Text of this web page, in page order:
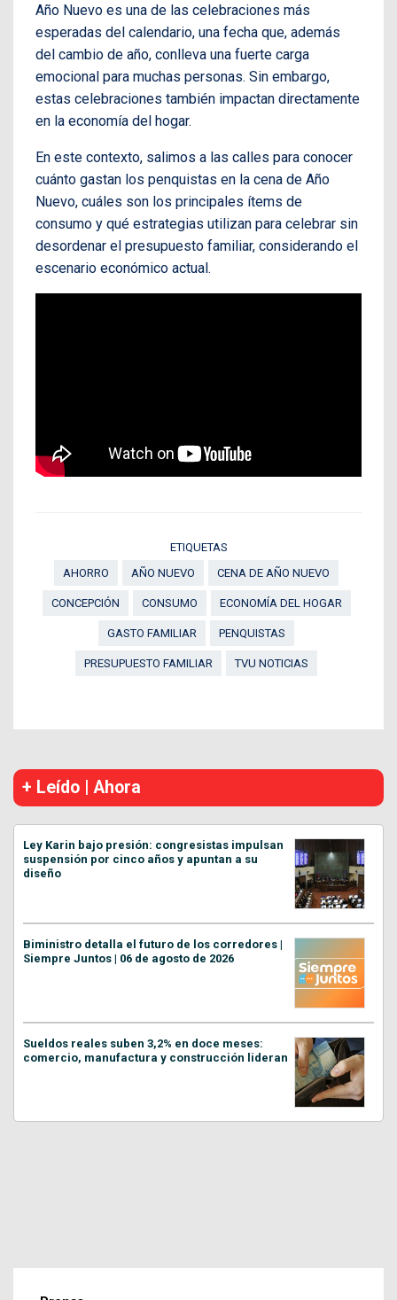
Año Nuevo es una de las celebraciones más
esperadas del calendario, una fecha que, además
del cambio de año, conlleva una fuerte carga
emocional para muchas personas. Sin embargo,
estas celebraciones también impactan directamente
en la economía del hogar.
En este contexto, salimos a las calles para conocer
cuánto gastan los penquistas en la cena de Año
Nuevo, cuáles son los principales ítems de
consumo y qué estrategias utilizan para celebrar sin
desordenar el presupuesto familiar, considerando el
escenario económico actual.
ETIQUETAS
AHORRO
AÑO NUEVO CENA DE AÑO NUEVO
CONCEPCIÓN CONSUMO ECONOMÍA DEL HOGAR
GASTO FAMILIAR PENQUISTAS
PRESUPUESTO FAMILIAR TVU NOTICIAS
+ Leído | Ahora
Ley Karin bajo presión: congresistas impulsan
suspensión por cinco años y apuntan a su
diseño
Biministro detalla el futuro de los corredores |
Siempre Juntos | 06 de agosto de 2026
Sueldos reales suben 3,2% en doce meses:
comercio, manufactura y construcción lideran